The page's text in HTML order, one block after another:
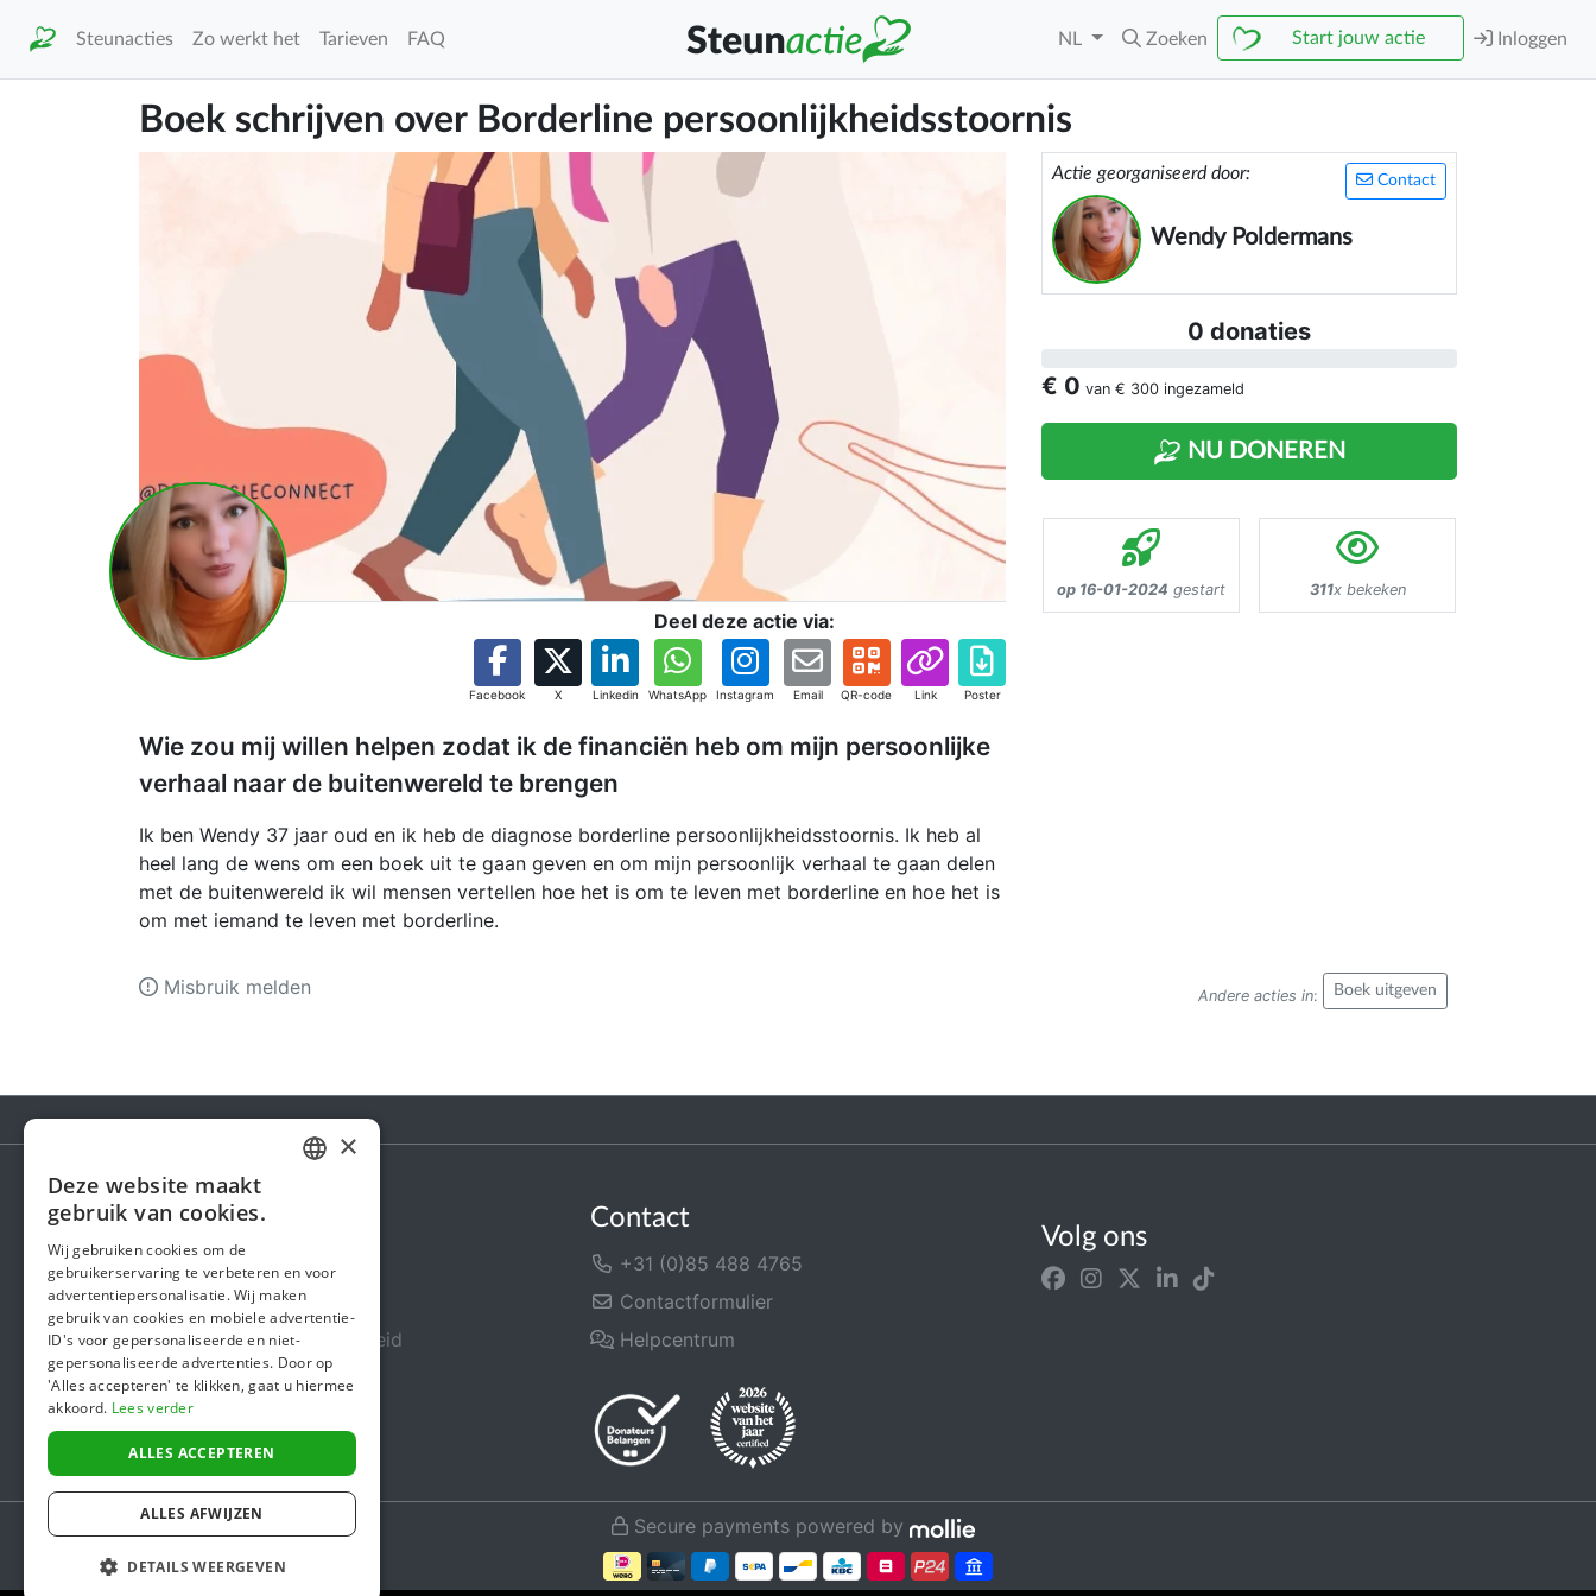
Steunacties Zo werkt het Tarieven FAQ NL Zoeken Start jouw actie Inloggen
Boek schrijven over Borderline persoonlijkheidsstoornis
Deel deze actie via:
Facebook X Linkedin WhatsApp Instagram Email QR-code Link Poster
Wie zou mij willen helpen zodat ik de financiën heb om mijn persoonlijke
verhaal naar de buitenwereld te brengen
Ik ben Wendy 37 jaar oud en ik heb de diagnose borderline persoonlijkheidsstoornis. Ik heb al
heel lang de wens om een boek uit te gaan geven en om mijn persoonlijk verhaal te gaan delen
met de buitenwereld ik wil mensen vertellen hoe het is om te leven met borderline en hoe het is
om met iemand te leven met borderline.
Contact
Actie georganiseerd door:
Wendy Poldermans
0 donaties
€ 0 van € 300 ingezameld
NU DONEREN
op 16-01-2024 gestart 311x bekeken
Andere acties in: Boek uitgeven
Misbruik melden
Steunactie
Over ons
In de media
Veiligheid & Betrouwbaarheid
Algemene voorwaarden
Privacybeleid
Cookiebeleid
Contact
+31 (0)85 488 4765
Contactformulier
Helpcentrum
Volg ons
Secure payments powered by
ENGLISH
×
Deze website maakt
gebruik van cookies.
Wij gebruiken cookies om de
gebruikerservaring te verbeteren en voor
advertentiepersonalisatie. Wij maken
gebruik van cookies en mobiele advertentie-
ID's voor gepersonaliseerde en niet-
gepersonaliseerde advertenties. Door op
'Alles accepteren' te klikken, gaat u hiermee
akkoord. Lees verder
ALLES ACCEPTEREN
ALLES AFWIJZEN
DETAILS WEERGEVEN